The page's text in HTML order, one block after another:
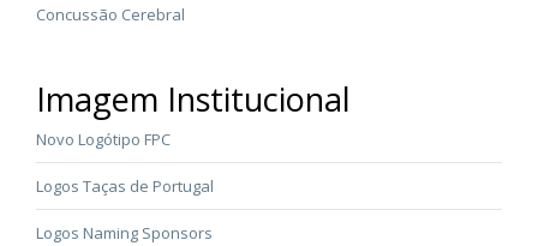
Concussão Cerebral
Imagem Institucional
Novo Logótipo FPC
Logos Taças de Portugal
Logos Naming Sponsors